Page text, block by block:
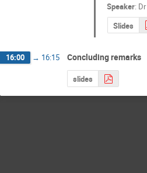
Speaker: Dr
Slides
16:00 → 16:15 Concluding remarks
slides